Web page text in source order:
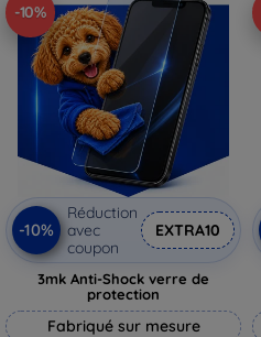
-10%
-10%
Réduction
avec
coupon
EXTRA10
3mk Anti-Shock verre de
protection
Fabriqué sur mesure